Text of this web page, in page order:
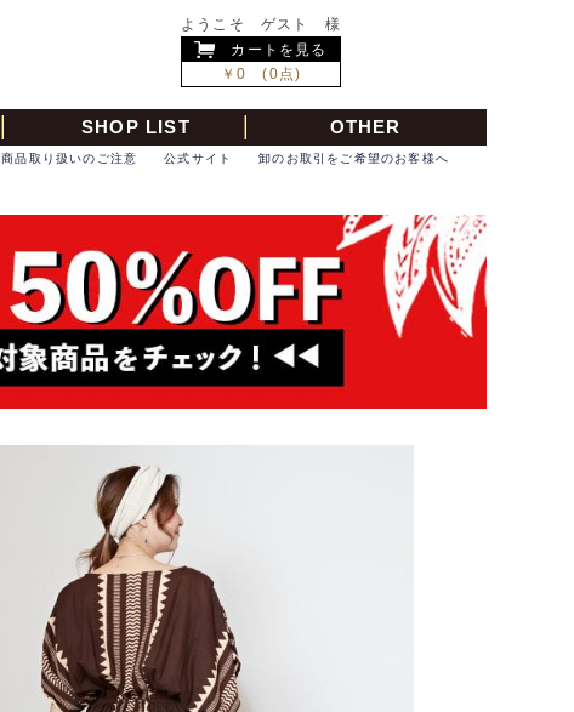
ようこそ ゲスト 様
カートを見る
￥0 (0点)
SHOP LIST OTHER
卸のお取引をご希望のお客様へ
公式サイト
商品取り扱いのご注意